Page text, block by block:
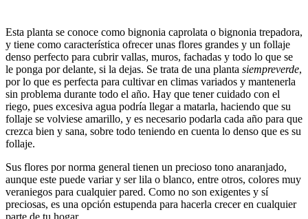
Esta planta se conoce como bignonia caprolata o bignonia trepadora,
y tiene como característica ofrecer unas flores grandes y un follaje
denso perfecto para cubrir vallas, muros, fachadas y todo lo que se
le ponga por delante, si la dejas. Se trata de una planta siempreverde,
por lo que es perfecta para cultivar en climas variados y mantenerla
sin problema durante todo el año. Hay que tener cuidado con el
riego, pues excesiva agua podría llegar a matarla, haciendo que su
follaje se volviese amarillo, y es necesario podarla cada año para que
crezca bien y sana, sobre todo teniendo en cuenta lo denso que es su
follaje.
Sus flores por norma general tienen un precioso tono anaranjado,
aunque este puede variar y ser lila o blanco, entre otros, colores muy
veraniegos para cualquier pared. Como no son exigentes y sí
preciosas, es una opción estupenda para hacerla crecer en cualquier